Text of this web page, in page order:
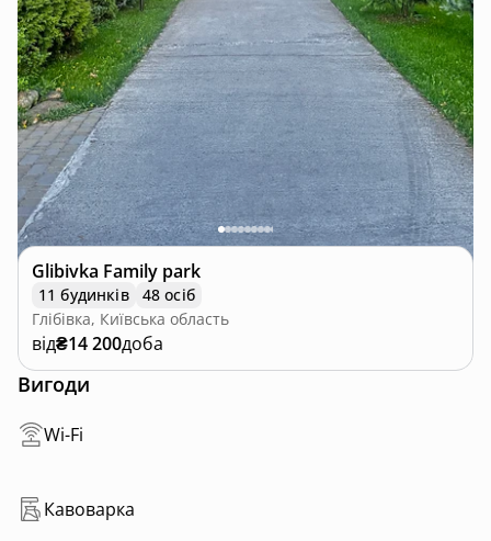
Glibivka Family park
11 будинків
48 осіб
Глібівка, Київська область
від₴14 200доба
Вигоди
Wi-Fi
Кавоварка